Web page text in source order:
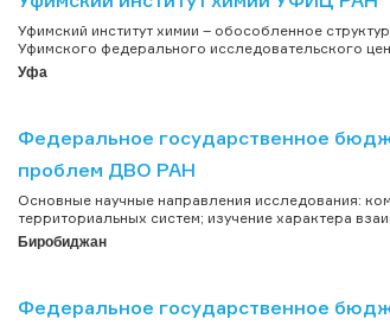
Уфимский институт химии – обособленное
Уфимского федерального исследовательского
Уфа
Федеральное государственное
проблем ДВО РАН
Основные научные направления исследования:
территориальных систем; изучение характера
Биробиджан
Федеральное государственное